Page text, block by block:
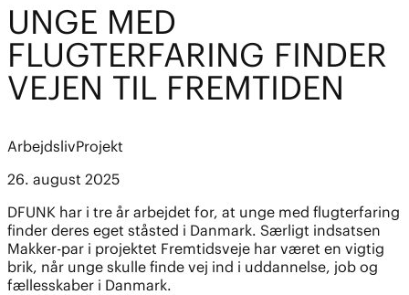
UNGE MED
FLUGTERFARING FINDER
VEJEN TIL FREMTIDEN
ArbejdslivProjekt
26. august 2025
DFUNK har i tre år arbejdet for, at unge med flugterfaring
finder deres eget ståsted i Danmark. Særligt indsatsen
Makker-par i projektet Fremtidsveje har været en vigtig
brik, når unge skulle finde vej ind i uddannelse, job og
fællesskaber i Danmark.